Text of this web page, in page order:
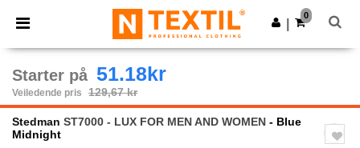
× Ntextil-app
Bedre priser i appen!
Last ned app
0
Starter på 51.18kr
Veiledende pris 129,67 kr
Stedman ST7000 - LUX FOR MEN AND WOMEN - Blue
Midnight